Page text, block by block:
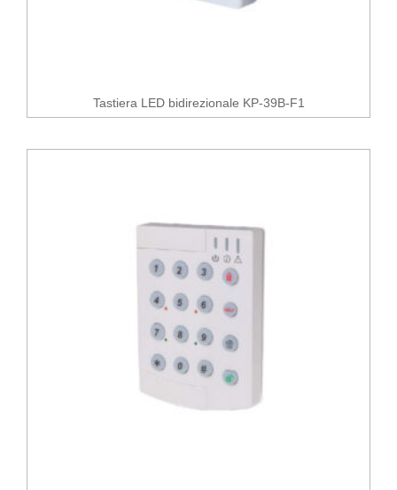
Tastiera LED bidirezionale KP-39B-F1